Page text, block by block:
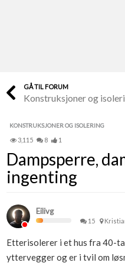
Finn håndverkere
Papirer som mangler
Skaff dokumentasjon som
Kundeservice
Se din bolig? Klikk her
GÅ TIL FORUM
Konstruksjoner og
KONSTRUKSJONER OG ISOLERING
3,115 8 1
Dampsperre,
ingenting
Eilivg
15
Etterisolerer i et hus fra 40-
yttervegger og er i tvil om